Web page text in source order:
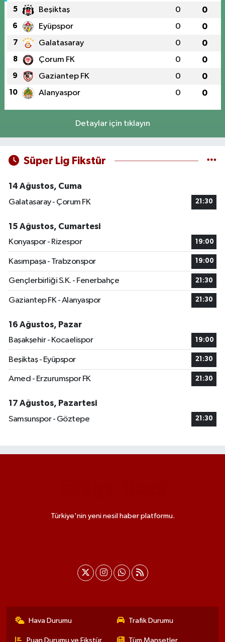
5 Beşiktaş 0 0
6 Eyüpspor 0 0
7 Galatasaray 0 0
8 Çorum FK 0 0
9 Gaziantep FK 0 0
10 Alanyaspor 0 0
Detaylar için tıklayın
Süper Lig Fikstür
14 Ağustos, Cuma
Galatasaray - Çorum FK
21:30
15 Ağustos, Cumartesi
Konyaspor - Rizespor
19:00
Kasımpaşa - Trabzonspor 19:00
Gençlerbirliği S.K. - Fenerbahçe 21:30
Gaziantep FK - Alanyaspor 21:30
16 Ağustos, Pazar
Başakşehir - Kocaelispor
19:00
Beşiktaş - Eyüpspor 21:30
Amed - Erzurumspor FK 21:30
17 Ağustos, Pazartesi
Samsunspor - Göztepe
21:30
Türkiye'nin yeni nesil haber platformu.
Hava Durumu Trafik Durumu
Puan Durumu ve Fikstür Tüm Manşetler